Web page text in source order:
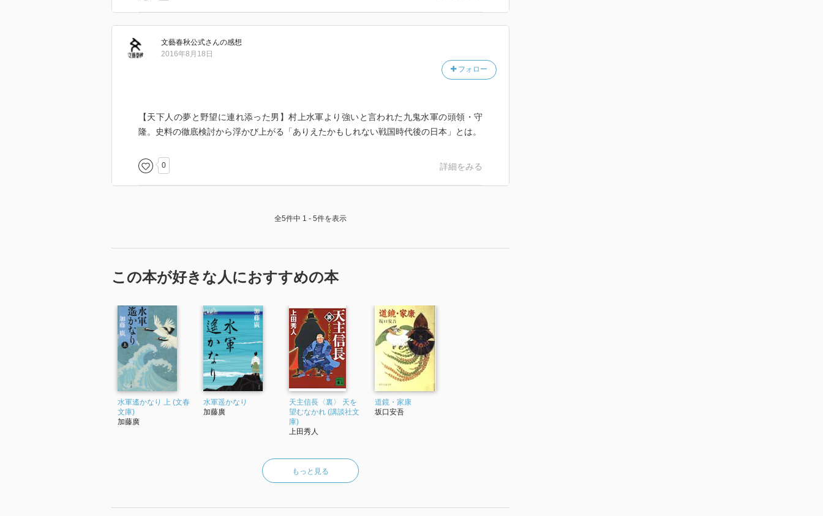
文藝春秋公式さんの感想
フォロー
2016年8月18日
【天下人の夢と野望に連れ添った男】村上水軍より強いと言われた九鬼水軍の頭領・守
隆。史料の徹底検討から浮かび上がる「ありえたかもしれない戦国時代後の日本」とは。
0 詳細をみる
全5件中 1 - 5件を表示
この本が好きな人におすすめの本
水軍遙かなり 上 (文春
文庫)
加藤廣
水軍遥かなり
加藤廣
天主信長〈裏〉 天を
望むなかれ (講談社文
庫)
上田秀人
道鏡・家康
坂口安吾
もっと見る